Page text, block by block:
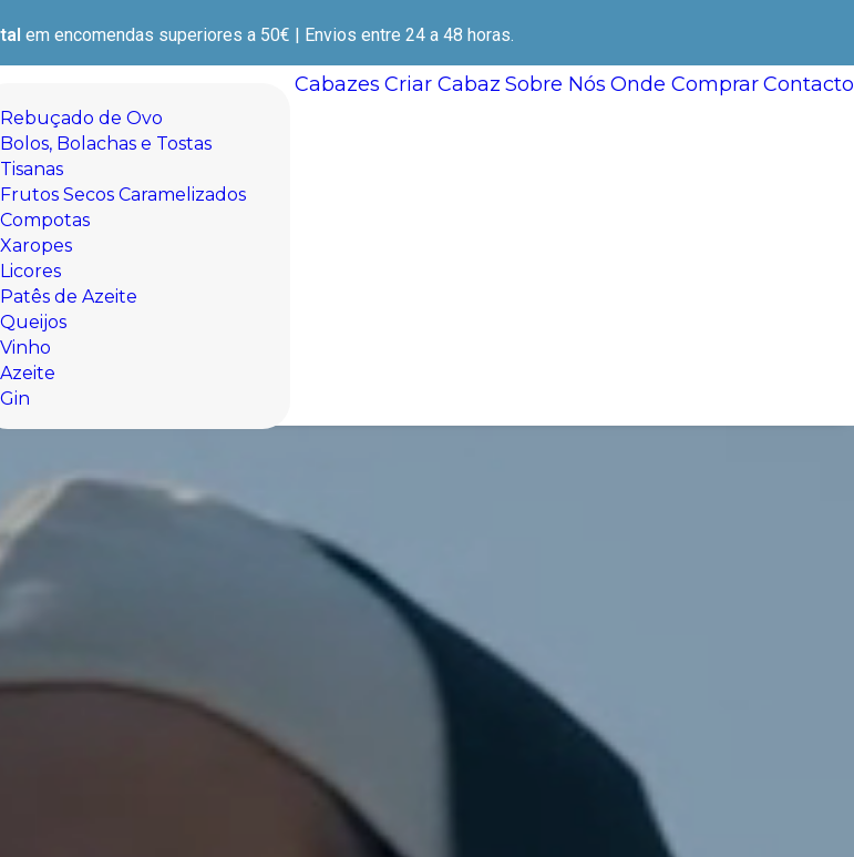
em encomendas superiores a 50€ | Envios entre 24 a 48 horas.
Rebuçado de Ovo
Bolos, Bolachas e Tostas
Tisanas
Frutos Secos Caramelizados
Compotas
Xaropes
Licores
Patês de Azeite
Queijos
Vinho
Azeite
Gin
Cabazes Criar Cabaz Sobre Nós Onde Comprar